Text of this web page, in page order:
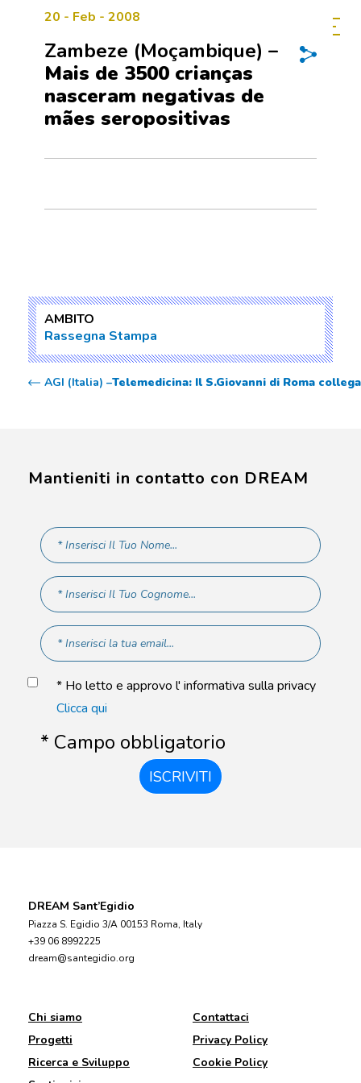
20 - Feb - 2008
Zambeze (Moçambique) –
Mais de 3500 crianças
nasceram negativas de
mães seropositivas
AMBITO
Rassegna Stampa
AGI (Italia) –Telemedicina: Il S.Giovanni di Roma
Mantieniti in contatto con DREAM
* Ho letto e approvo l' informativa sulla privacy
Clicca qui
* Campo obbligatorio
ISCRIVITI
DREAM Sant’Egidio
Piazza S. Egidio 3/A 00153 Roma, Italy
+39 06 8992225
dream@santegidio.org
Chi siamo
Progetti
Ricerca e Sviluppo
Contattaci
Privacy Policy
Cookie Policy